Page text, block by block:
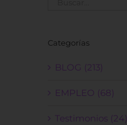
Categorías
BLOG (213)
EMPLEO (68)
Testimonios (24)